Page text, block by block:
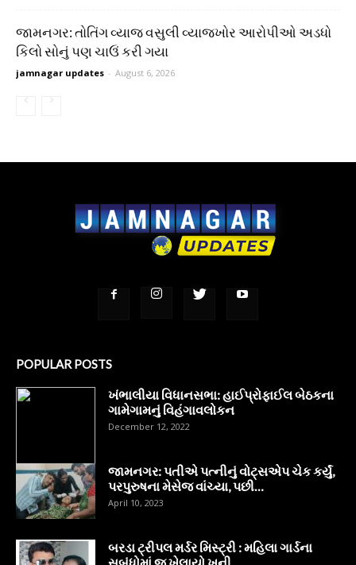
જામનગર: તોતિંગ વ્યાજ વસુલી વ્યાજખોર આરોપીઓ અડધો
કિલો સોનું પણ ચાઉં કરી ગયા
jamnagar updates - August 6, 2026
POPULAR POSTS
ખંભાલીયા વિધાનસભા: હાઈપ્રોફાઈલ બેઠકના
ગામેગામનું વિહંગાવલોકન
December 12, 2022
જામનગર: પતીએ પત્નીનું વોટ્સએપ ચેક કર્યું,
પરપુરુષના મેસેજ વાંચ્યા, પછી…
April 10, 2023
બરડા ટ્રીપલ મર્ડર મિસ્ટ્રી : મહિલા ગાર્ડના